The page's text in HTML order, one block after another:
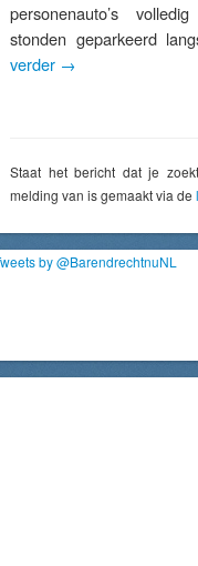
personenauto’s
stonden geparkeerd
verder →
Staat het bericht dat je
melding van is gemaakt via de
by @BarendrechtnuNL